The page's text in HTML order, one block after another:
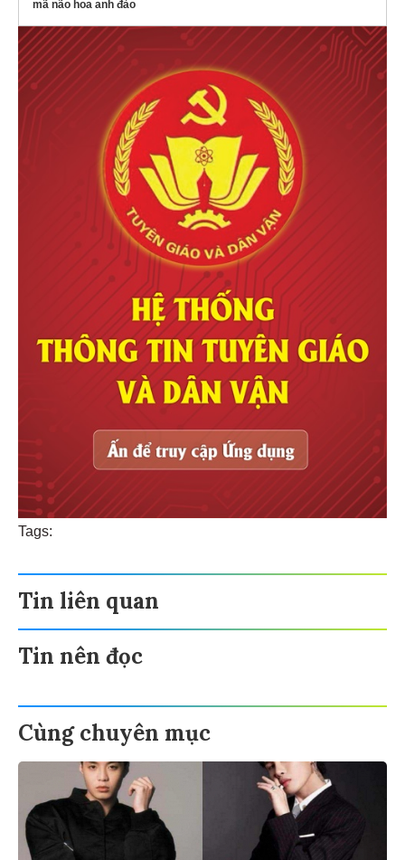
mã não hoa anh đào
Tags:
Tin liên quan
Tin nên đọc
Cùng chuyên mục